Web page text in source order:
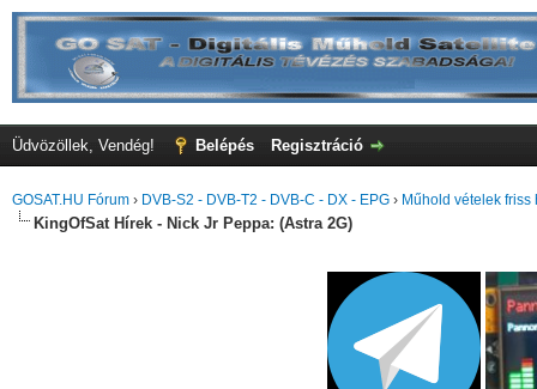
Üdvözöllek, Vendég! Belépés Regisztráció
GOSAT.HU Fórum › DVB-S2 - DVB-T2 - DVB-C - DX - EPG › Műhold vételek friss
KingOfSat Hírek - Nick Jr Peppa: (Astra 2G)